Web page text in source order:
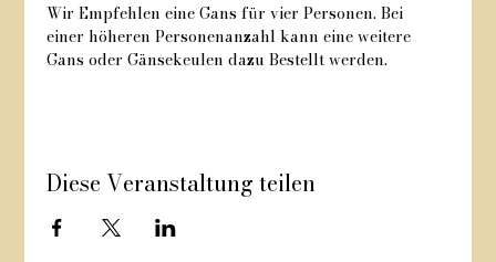
Wir Empfehlen eine Gans für vier Personen. Bei
einer höheren Personenanzahl kann eine weitere
Gans oder Gänsekeulen dazu Bestellt werden.
Diese Veranstaltung teilen